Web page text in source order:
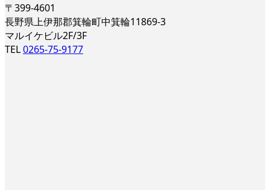
〒399-4601
長野県上伊那郡箕輪町中箕輪11869-3
マルイケビル2F/3F
TEL0265-75-9177